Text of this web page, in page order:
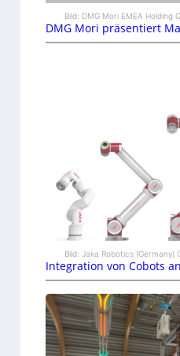
Bild: DMG Mori EMEA Holding
DMG Mori präsentiert
Bild: Jaka Robotics (Germany)
Integration von Cobots